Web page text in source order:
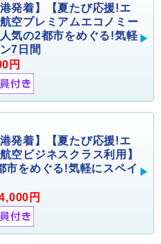
港発着】【夏たび応援!エ
空プレミアムエコノミー
気の2都市をめぐる!気軽
7日間
円
港発着】【夏たび応援!エ
空ビジネスクラス利用】
市をめぐる!気軽にスペイ
円